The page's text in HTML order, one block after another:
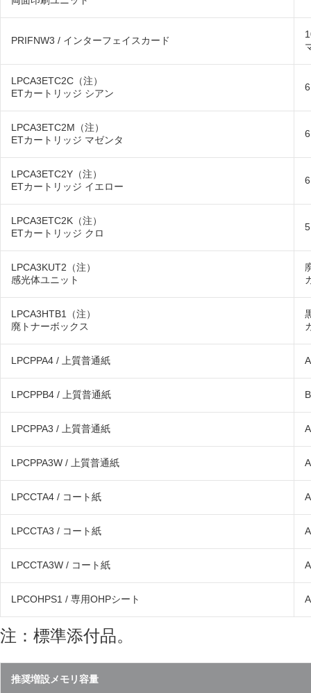
PRIFNW3 / インターフェイスカード
LPCA3ETC2C（注）
ETカートリッジ シアン
LPCA3ETC2M（注）
ETカートリッジ マゼンタ
LPCA3ETC2Y（注）
ETカートリッジ イエロー
LPCA3ETC2K（注）
ETカートリッジ クロ
LPCA3KUT2（注）
感光体ユニット
LPCA3HTB1（注）
廃トナーボックス
LPCPPA4 / 上質普通紙
LPCPPB4 / 上質普通紙
LPCPPA3 / 上質普通紙
LPCPPA3W / 上質普通紙
LPCCTA4 / コート紙
LPCCTA3 / コート紙
LPCCTA3W / コート紙
LPCOHPS1 / 専用OHPシート
注：標準添付品。
推奨増設メモリ容量